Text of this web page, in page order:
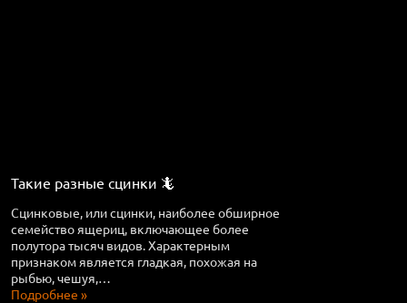
Такие разные сцинки 🦎
Сцинковые, или сцинки, наиболее обширное
семейство ящериц, включающее более
полутора тысяч видов. Характерным
признаком является гладкая, похожая на
рыбью, чешуя,…
Подробнее »